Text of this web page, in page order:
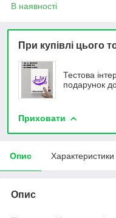
В наявності
При купівлі цього
Тестова
подарунок
Приховати
Опис Характеристики
Опис